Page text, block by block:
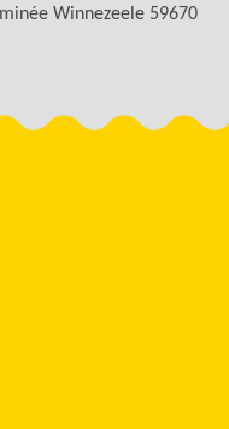
Winnezeele 59670